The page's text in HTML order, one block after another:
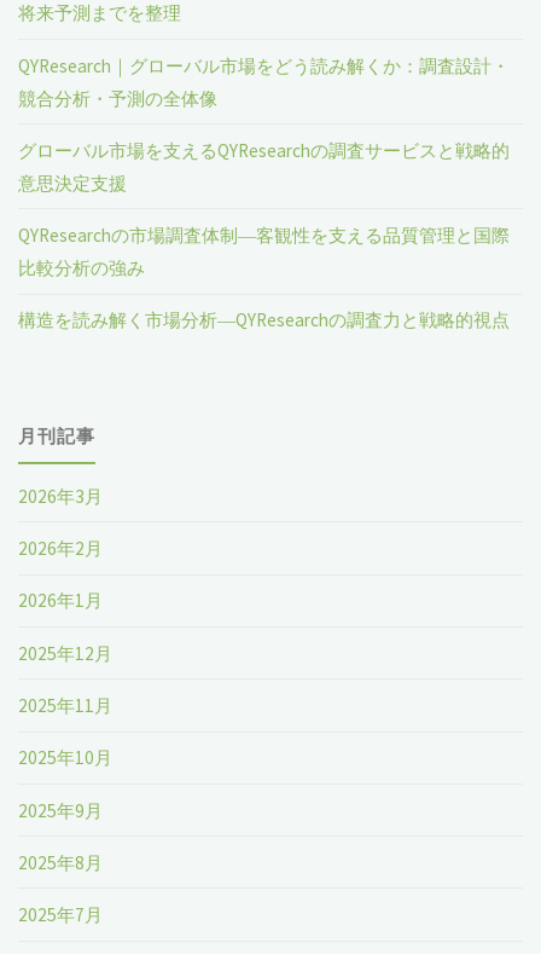
将来予測までを整理
QYResearch｜グローバル市場をどう読み解くか：調査設計・
競合分析・予測の全体像
グローバル市場を支えるQYResearchの調査サービスと戦略的
意思決定支援
QYResearchの市場調査体制―客観性を支える品質管理と国際
比較分析の強み
構造を読み解く市場分析―QYResearchの調査力と戦略的視点
月刊記事
2026年3月
2026年2月
2026年1月
2025年12月
2025年11月
2025年10月
2025年9月
2025年8月
2025年7月